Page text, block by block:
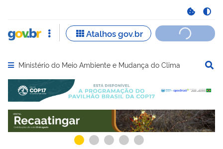
Abrir menu principal de navegação
Ministério do Meio Ambiente e Mudança do Clima
Serviços recomendados para você Serviços